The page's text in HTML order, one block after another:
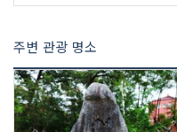
주변 관광 명소